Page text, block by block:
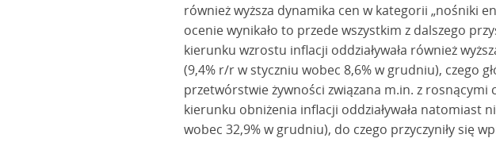
również wyższa dynamika cen w kategorii „nośniki
ocenie wynikało to przede wszystkim z dalszego
kierunku wzrostu inflacji oddziaływała również
(9,4% r/r w styczniu wobec 8,6% w grudniu), czego
przetwórstwie żywności związana m.in. z
kierunku obniżenia inflacji oddziaływała natomiast
wobec 32,9% w grudniu), do czego przyczyniły się